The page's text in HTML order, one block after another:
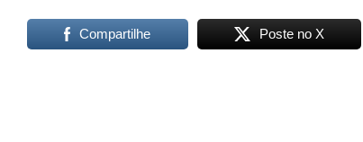
Compartilhe Poste no X